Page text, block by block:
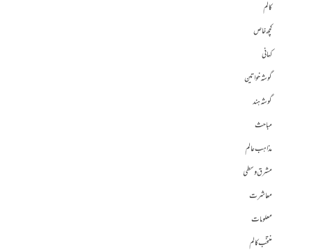
کالم
کچھ خاص
کہانی
گوشہ خواتین
گوشہ ہند
مباحث
مذاہب عالم
مشرق وسطی
معاشرت
معلومات
منتخب کالم